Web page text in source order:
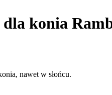
konia
nawet w słońcu.